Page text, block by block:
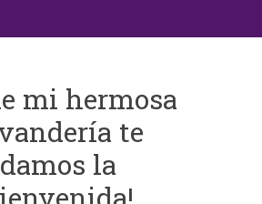
mi hermosa
te
damos la